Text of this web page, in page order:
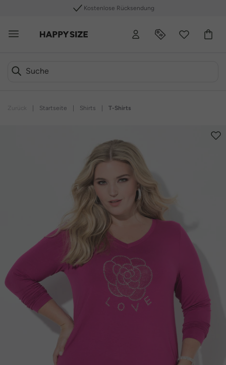
Kostenlose Rücksendung
Startseite Shirts T-Shirts